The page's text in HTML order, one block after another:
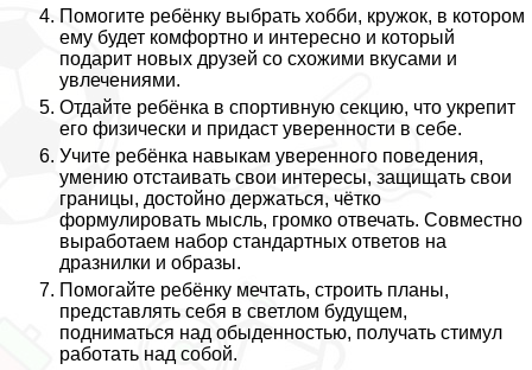
Помогите ребёнку выбрать хобби, кружок, в котором
ему будет комфортно и интересно и который
подарит новых друзей со схожими вкусами и
увлечениями.
Отдайте ребёнка в спортивную секцию, что укрепит
его физически и придаст уверенности в себе.
Учите ребёнка навыкам уверенного поведения,
умению отстаивать свои интересы, защищать свои
границы, достойно держаться, чётко
формулировать мысль, громко отвечать. Совместно
выработаем набор стандартных ответов на
дразнилки и образы.
Помогайте ребёнку мечтать, строить планы,
представлять себя в светлом будущем,
подниматься над обыденностью, получать стимул
работать над собой.